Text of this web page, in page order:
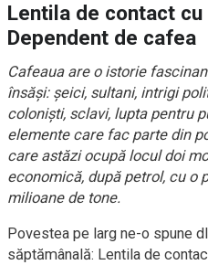
Lentila de contact
Dependent de cafea
Cafeaua are o istorie
însăși: șeici, sultani, intrigi
coloniști, sclavi, lupta pentru
elemente care fac parte din
care astăzi ocupă locul doi
economică, după petrol, cu o
milioane de tone.
Povestea pe larg ne-o spune
săptămânală: Lentila de